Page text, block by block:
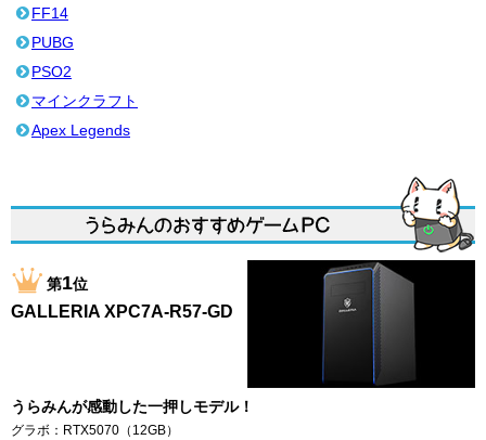
FF14
PUBG
PSO2
マインクラフト
Apex Legends
第1位
GALLERIA XPC7A-R57-GD
うらみんが感動した一押しモデル！
グラボ：RTX5070（12GB）